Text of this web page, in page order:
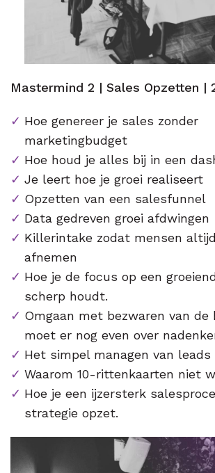
Mastermind 2 | Sales Opzetten |
Hoe genereer je sales zonder
marketingbudget
Hoe houd je alles bij in een
Je leert hoe je groei realiseert
Opzetten van een salesfunnel
Data gedreven groei afdwingen
Killerintake zodat mensen
afnemen
Hoe je de focus op een
scherp houdt.
Omgaan met bezwaren van
moet er nog even over
Het simpel managen van leads
Waarom 10-rittenkaarten niet
Hoe je een ijzersterk
strategie opzet.